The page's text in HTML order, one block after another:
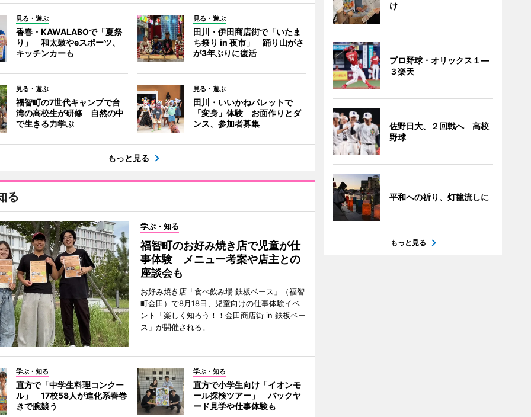
見る・遊ぶ
香春・KAWALABOで「夏祭
り」 和太鼓やeスポーツ、
キッチンカーも
見る・遊ぶ
田川・伊田商店街で「いたま
ち祭り in 夜市」 踊り山がさ
が3年ぶりに復活
見る・遊ぶ
福智町の7世代キャンプで台
湾の高校生が研修 自然の中
で生きる力学ぶ
見る・遊ぶ
田川・いいかねパレットで
「変身」体験 お面作りとダ
ンス、参加者募集
もっと見る
る
学ぶ・知る
福智町のお好み焼き店で児童が仕
事体験 メニュー考案や店主との
座談会も
お好み焼き店「食べ飲み場 鉄板ベース」（福智
町金田）で8月18日、児童向けの仕事体験イベ
ント「楽しく知ろう！！金田商店街 in 鉄板ベー
ス」が開催される。
学ぶ・知る
直方で「中学生料理コンクー
ル」 17校58人が進化系春巻
きで腕競う
学ぶ・知る
直方で小学生向け「イオンモ
ール探検ツアー」 バックヤ
ード見学や仕事体験も
け
プロ野球・オリックス１―
３楽天
佐野日大、２回戦へ 高校
野球
平和への祈り、灯籠流しに
もっと見る